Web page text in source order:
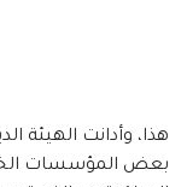
هذا، وأدانت الهيئة
بعض المؤسسات